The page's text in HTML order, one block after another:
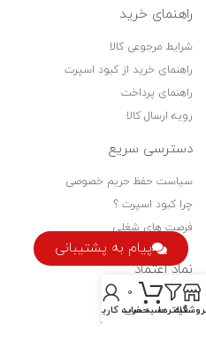
راهنمای خرید
شرایط مرجوعی کالا
راهنمای خرید از کبود اسپرت
راهنمای پرداخت
رویه ارسال کالا
دسترسی سریع
سیاست حفظ حریم خصوصی
چرا کبود اسپرت ؟
فرصت های شغلی
نماد اعتماد
پیام به پشتیبانی
فیلترها
0
سبد خرید
حساب کاربری من